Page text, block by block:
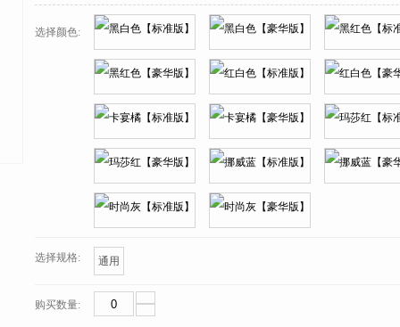
选择颜色:
选择规格: 通用
购买数量: